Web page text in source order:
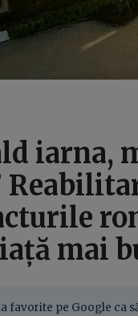
iarna,
mai
favorite pe Google ca